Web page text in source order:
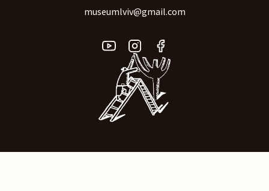
museumlviv@gmail.com